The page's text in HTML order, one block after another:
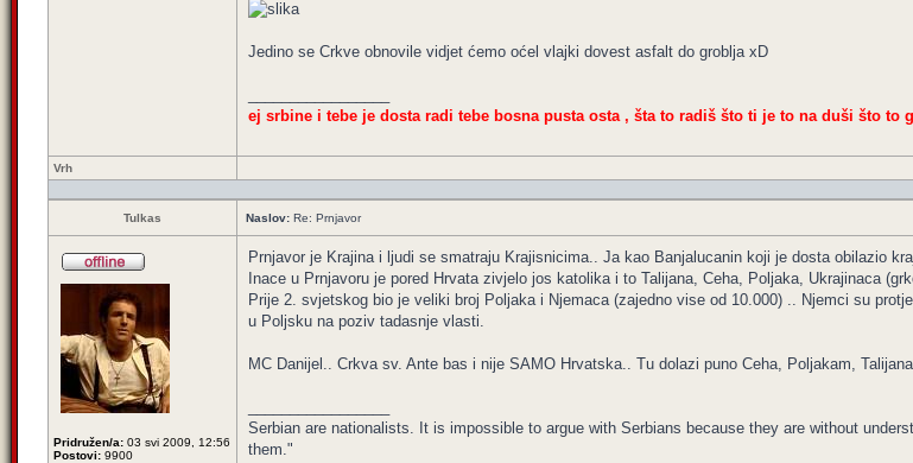
Jedino se Crkve obnovile vidjet ćemo oćel vlajki dovest asfalt do groblja xD
ej srbine i tebe je dosta radi tebe bosna pusta osta , šta to radiš što ti je to na duši što to
Vrh
Tulkas Naslov: Re: Prnjavor
Pridružen/a: 03 svi 2009, 12:56
Postovi: 9900
Prnjavor je Krajina i ljudi se smatraju Krajisnicima.. Ja kao Banjalucanin koji je dosta obilazio
Inace u Prnjavoru je pored Hrvata zivjelo jos katolika i to Talijana, Ceha, Poljaka, Ukrajinaca
Prije 2. svjetskog bio je veliki broj Poljaka i Njemaca (zajedno vise od 10.000) .. Njemci su
u Poljsku na poziv tadasnje vlasti.
MC Danijel.. Crkva sv. Ante bas i nije SAMO Hrvatska.. Tu dolazi puno Ceha, Poljakam,
Serbian are nationalists. It is impossible to argue with Serbians because they are without
them."